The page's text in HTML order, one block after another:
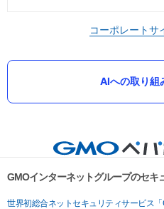
コーポレートサ
AIへの取り組
GMOインターネットグループのセキ
世界初総合ネットセキュリティサービス「